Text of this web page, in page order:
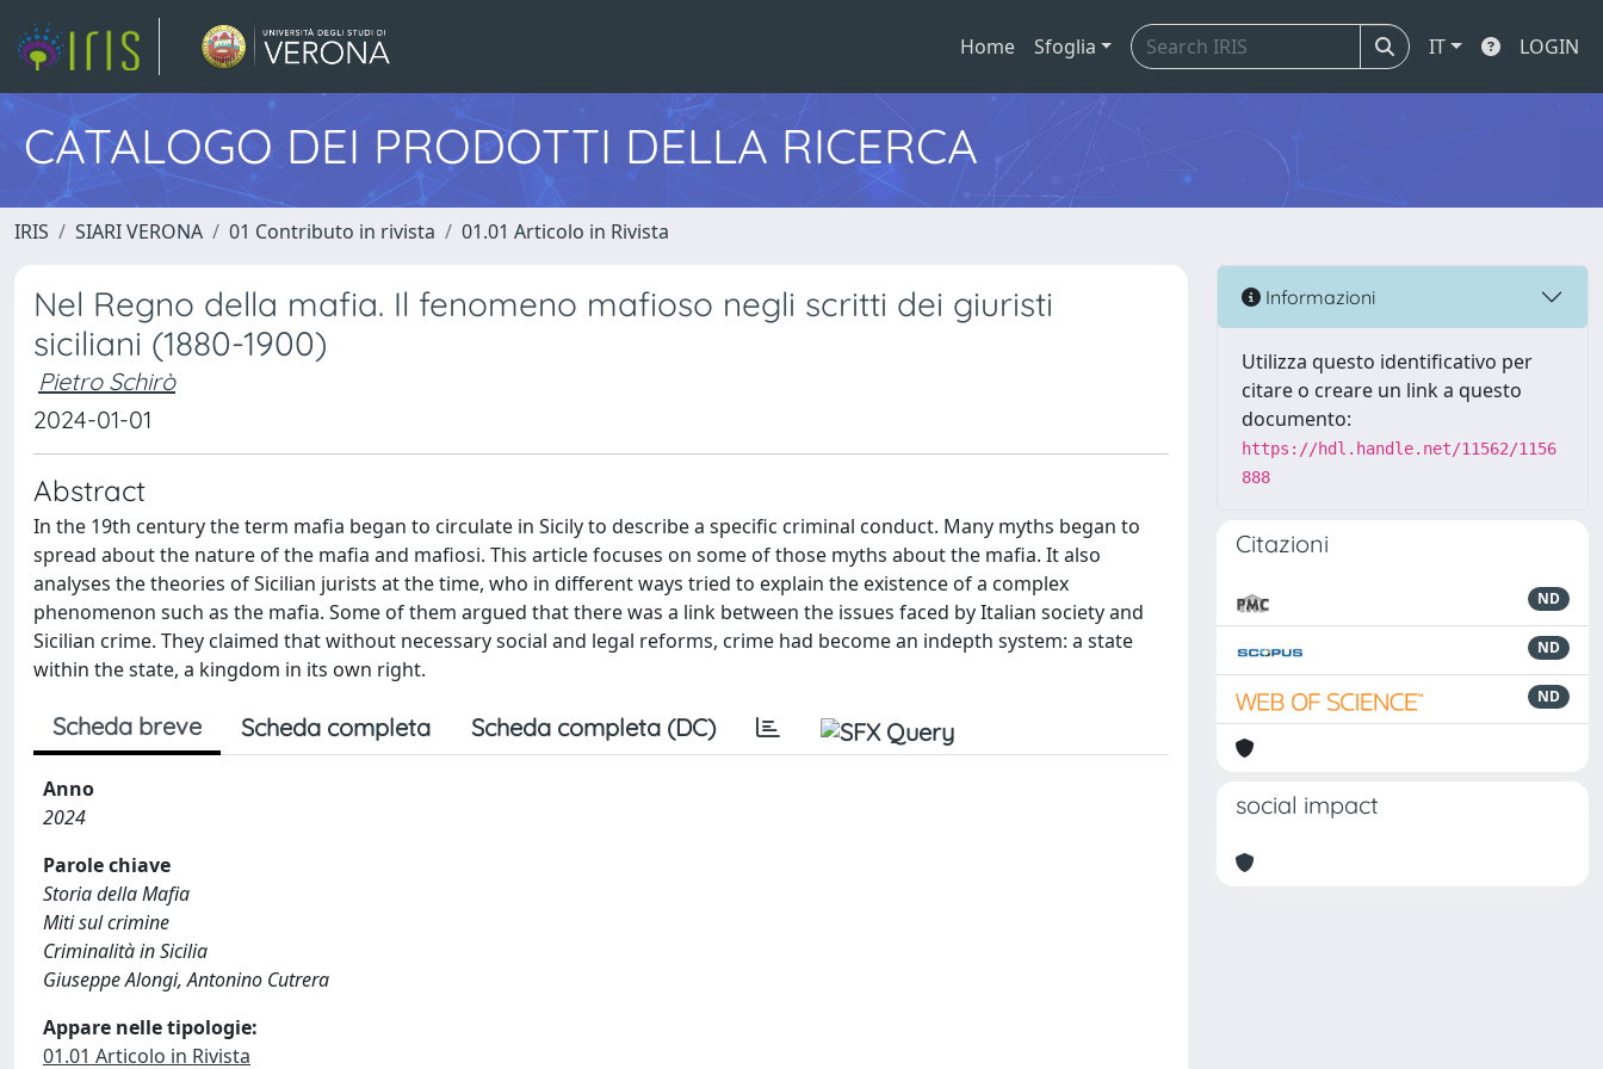
Home Sfoglia IT LOGIN
CATALOGO DEI PRODOTTI DELLA RICERCA
IRIS SIARI VERONA 01 Contributo in rivista 01.01 Articolo in Rivista
Nel Regno della mafia. Il fenomeno mafioso negli scritti dei giuristi
siciliani (1880-1900)
Pietro Schirò
2024-01-01
Abstract
In the 19th century the term mafia began to circulate in Sicily to describe a specific criminal conduct. Many myths began to
spread about the nature of the mafia and mafiosi. This article focuses on some of those myths about the mafia. It also
analyses the theories of Sicilian jurists at the time, who in different ways tried to explain the existence of a complex
phenomenon such as the mafia. Some of them argued that there was a link between the issues faced by Italian society and
Sicilian crime. They claimed that without necessary social and legal reforms, crime had become an indepth system: a state
within the state, a kingdom in its own right.
Scheda breve Scheda completa Scheda completa (DC)
Anno
2024
Parole chiave
Storia della Mafia
Miti sul crimine
Criminalità in Sicilia
Giuseppe Alongi, Antonino Cutrera
Appare nelle tipologie:
01.01 Articolo in Rivista
Informazioni
Utilizza questo identificativo per
citare o creare un link a questo
documento:
https://hdl.handle.net/11562/1156
888
Citazioni
ND
ND
ND
social impact